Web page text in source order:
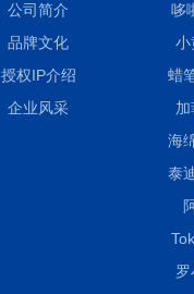
公司简介
品牌文化
授权IP介绍
企业风采
哆
小
蜡
海
泰